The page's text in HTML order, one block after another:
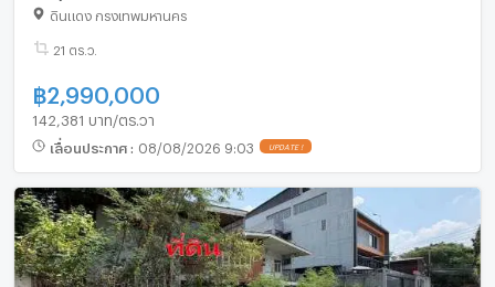
MRT ห้วยขวาง
ดินแดง กรุงเทพมหานคร
21 ตร.ว.
฿2,990,000
142,381 บาท/ตร.วา
เลื่อนประกาศ : 08/08/2026 9:03 UPDATE !